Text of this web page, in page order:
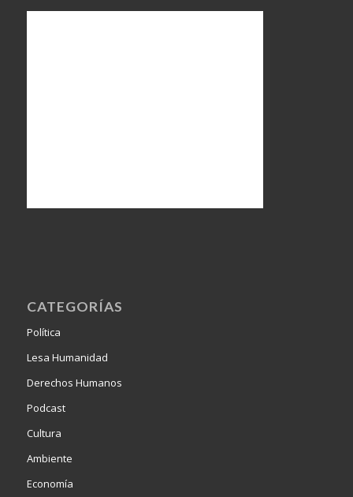
CATEGORÍAS
Política
Lesa Humanidad
Derechos Humanos
Podcast
Cultura
Ambiente
Economía